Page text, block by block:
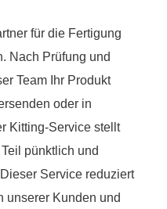
für die Fertigung
Nach Prüfung und
Team Ihr Produkt
oder in
Kitting-Service stellt
pünktlich und
Service reduziert
unserer Kunden und